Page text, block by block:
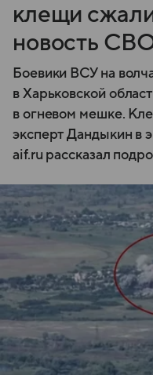
клещи
новость
Боевики ВСУ на
в Харьковской
в огневом мешке.
эксперт Дандыкин в
aif.ru рассказал